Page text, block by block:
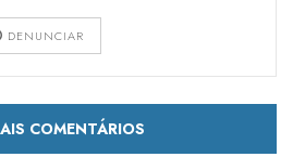
DENUNCIAR
COMENTÁRIOS